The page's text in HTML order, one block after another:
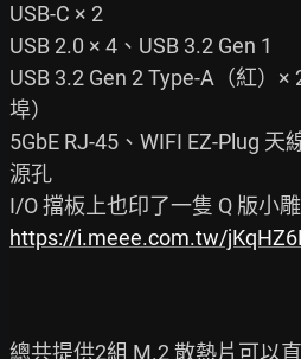
USB-C × 2
USB 2.0 × 4、USB 3.2 Gen 1
USB 3.2 Gen 2 Type-A（紅）×
埠）
5GbE RJ-45、WIFI EZ-Plug 天
源孔
https://i.meee.com.tw/